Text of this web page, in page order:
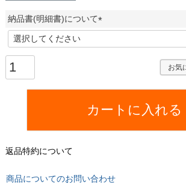
納品書(明細書)について
必
お気
カートに入れる
返品特約について
商品についてのお問い合わせ